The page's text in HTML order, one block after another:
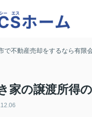
で不動産売却をするなら有限
家の譲渡所得